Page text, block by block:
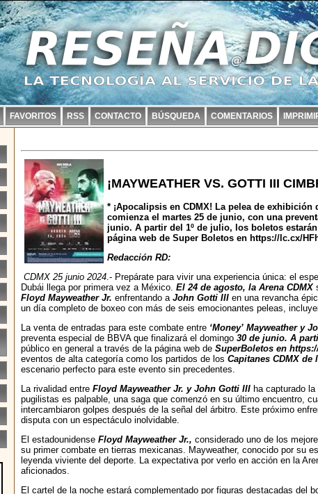
FAVORITOS RSS CONTACTO BÚSQUEDA COMENTARIOS
¡MAYWEATHER VS. GOTTI III
* ¡Apocalipsis en CDMX! La pelea de
comienza el martes 25 de junio, con una
junio. A partir del 1º de julio, los boletos
página web de Super Boletos en https://lc.cx/
Redacción RD:
CDMX 25 junio 2024.- Prepárate para vivir una experiencia única: el
Dubái llega por primera vez a México. El 24 de agosto, la Arena CDMX
Floyd Mayweather Jr. enfrentando a John Gotti III en una revancha
un día completo de boxeo con más de seis emocionantes peleas,
La venta de entradas para este combate entre ‘Money’ Mayweather y
preventa especial de BBVA que finalizará el domingo 30 de junio. A
público en general a través de la página web de SuperBoletos en
eventos de alta categoría como los partidos de los Capitanes CDMX de
escenario perfecto para este evento sin precedentes.
La rivalidad entre Floyd Mayweather Jr. y John Gotti III ha capturado
pugilistas es palpable, una saga que comenzó en su último encuentro,
intercambiaron golpes después de la señal del árbitro. Este próximo
disputa con un espectáculo inolvidable.
El estadounidense Floyd Mayweather Jr., considerado uno de los
su primer combate en tierras mexicanas. Mayweather, conocido por su
leyenda viviente del deporte. La expectativa por verlo en acción en la
aficionados.
El cartel de la noche estará complementado por figuras destacadas del